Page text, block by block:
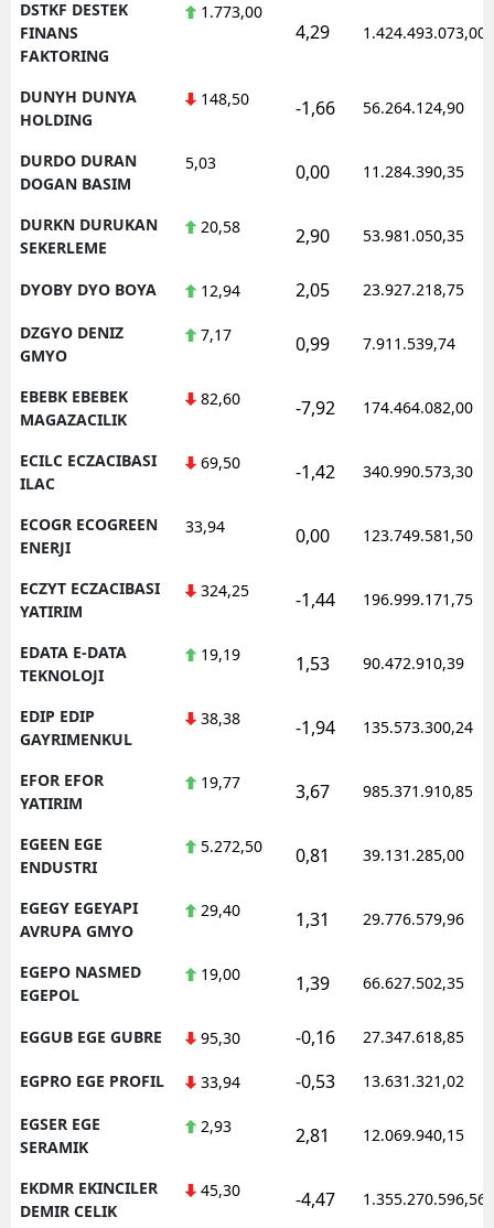
DSTKF DESTEK
FINANS
FAKTORING
1.773,00
4,29 1.424.493.073,00
DUNYH DUNYA
HOLDING
148,50 -1,66 56.264.124,90
DURDO DURAN
DOGAN BASIM
5,03 0,00 11.284.390,35
DURKN DURUKAN
SEKERLEME
20,58 2,90 53.981.050,35
DYOBY DYO BOYA 12,94 2,05 23.927.218,75
DZGYO DENIZ
GMYO
7,17 0,99 7.911.539,74
EBEBK EBEBEK
MAGAZACILIK
82,60 -7,92 174.464.082,00
ECILC ECZACIBASI
ILAC
69,50 -1,42 340.990.573,30
ECOGR ECOGREEN
ENERJI
33,94 0,00 123.749.581,50
ECZYT ECZACIBASI
YATIRIM
324,25 -1,44 196.999.171,75
EDATA E-DATA
TEKNOLOJI
19,19 1,53 90.472.910,39
EDIP EDIP
GAYRIMENKUL
38,38 -1,94 135.573.300,24
EFOR EFOR
YATIRIM
19,77 3,67 985.371.910,85
EGEEN EGE
ENDUSTRI
5.272,50 0,81 39.131.285,00
EGEGY EGEYAPI
AVRUPA GMYO
29,40 1,31 29.776.579,96
EGEPO NASMED
EGEPOL
19,00 1,39 66.627.502,35
EGGUB EGE GUBRE 95,30 -0,16 27.347.618,85
EGPRO EGE PROFIL 33,94 -0,53 13.631.321,02
EGSER EGE
SERAMIK
2,93 2,81 12.069.940,15
EKDMR EKINCILER
DEMIR CELIK
45,30 -4,47 1.355.270.596,56